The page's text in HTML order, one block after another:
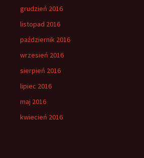
grudzień 2016
listopad 2016
październik 2016
wrzesień 2016
sierpień 2016
lipiec 2016
maj 2016
kwiecień 2016